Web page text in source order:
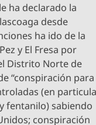
ha declarado la
desde
ha ido de la
y El Fresa por
Distrito Norte de
“conspiración para
(en
fentanilo) sabiendo
conspiración